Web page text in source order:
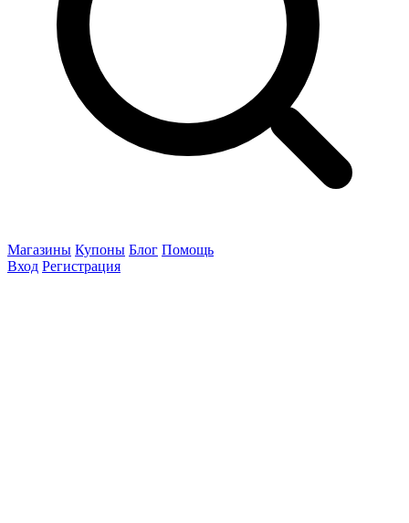
Магазины Купоны Блог Помощь
Вход Регистрация